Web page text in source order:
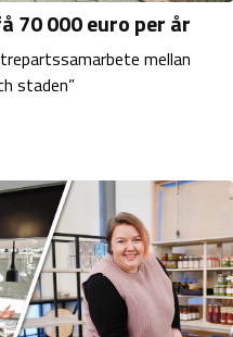
70 000 euro per år
mellan
staden”